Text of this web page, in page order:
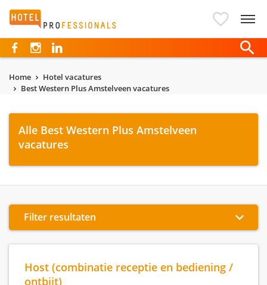
Hotelprofessionals
Home
Hotel vacatures
Best Western Plus Amstelveen vacatures
Alle Best Western Plus Amstelveen
vacatures
Filter resultaten
Host (combinatie receptie en bediening /
ontbijt)